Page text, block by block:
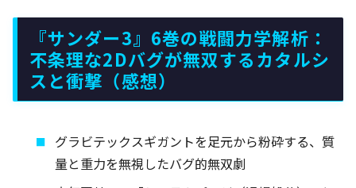
『サンダー3』6巻の戦闘力学解析：
不条理な2Dバグが無双するカタルシ
スと衝撃（感想）
グラビテックスギガントを足元から粉砕する、質
量と重力を無視したバグ的無双劇